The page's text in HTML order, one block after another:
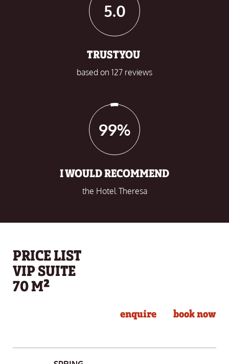
5.0
TRUSTYOU
based on 127 reviews
99%
I WOULD RECOMMEND
the Hotel Theresa
PRICE LIST
VIP SUITE
70 M²
enquire book now